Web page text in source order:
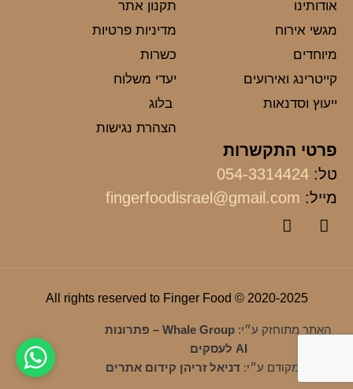
אודותינו
מגשי אירוח
מיוחדים
קייטרינג ואירועים
ייעוץ וסדנאות
תקנון אתר
מדיניות פרטיות
כשרות
יעדי משלוח
בלוג
הצהרת נגישות
פרטי התקשרות
טל: 054-3314424
מייל: fingerfoodisrael@gmail.com
2020-2025 © All rights reserved to Finger Food
האתר מתוחזק ע״י:
Whale Group – פתרונות
AI לעסקים
האתר מקודם ע״י:דניאל זריהן קידום אתרים